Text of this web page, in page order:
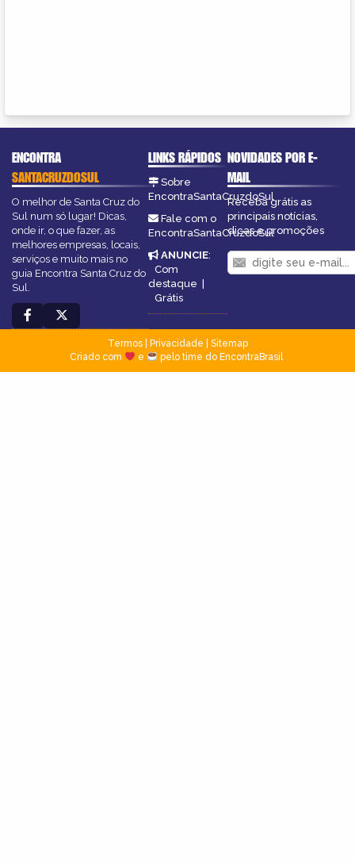
ENCONTRA
SANTACRUZDOSUL
O melhor de Santa Cruz do
Sul num só lugar! Dicas,
onde ir, o que fazer, as
melhores empresas, locais,
serviços e muito mais no
guia Encontra Santa Cruz do
Sul.
LINKS RÁPIDOS
Sobre
EncontraSantaCruzdoSul
Fale com o
EncontraSantaCruzdoSul
ANUNCIE:
Com
destaque |
Grátis
NOVIDADES POR E-
MAIL
Receba grátis as
principais notícias,
dicas e promoções
Termos| Privacidade
Sitemap
Criado com
e pelo time do EncontraBrasil